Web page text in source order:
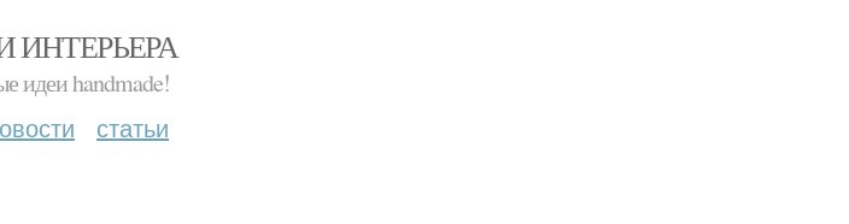
ИНТЕРЬЕРА
идеи handmade!
статьи